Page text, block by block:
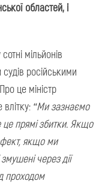
областей, і
мільйонів
російськими
це міністр
“Ми зазнаємо
це прямі збитки. Якщо
якщо ми
через дії
проходом